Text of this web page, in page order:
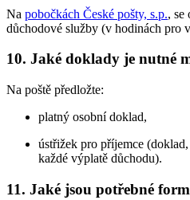
Na pobočkách České pošty, s.p., se
důchodové služby (v hodinách pro
10. Jaké doklady je nutné
Na poště předložte:
platný osobní doklad,
ústřižek pro příjemce
každé výplatě důchodu).
11. Jaké jsou potřebné